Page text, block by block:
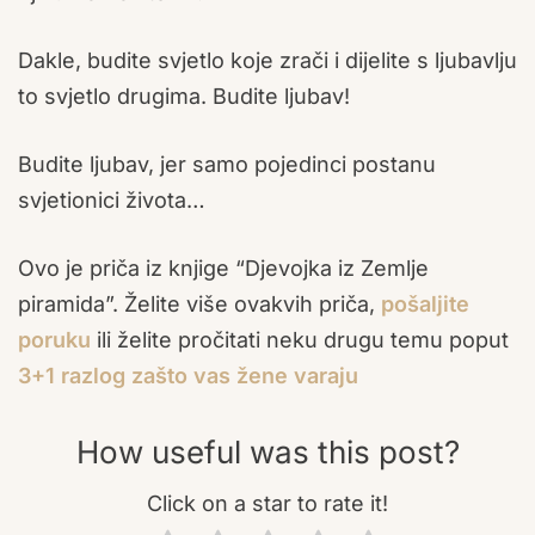
Dakle, budite svjetlo koje zrači i dijelite s ljubavlju
to svjetlo drugima. Budite ljubav!
Budite ljubav, jer samo pojedinci postanu
svjetionici života…
Ovo je priča iz knjige “Djevojka iz Zemlje
piramida”. Želite više ovakvih priča, pošaljite
poruku ili želite pročitati neku drugu temu poput
3+1 razlog zašto vas žene varaju
How useful was this post?
Click on a star to rate it!